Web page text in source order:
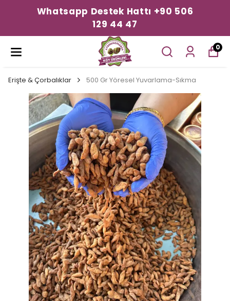
Whatsapp Destek Hattı +90 506
129 44 47
0
Erişte & Çorbalıklar 500 Gr Yöresel Yuvarlama-Sıkma